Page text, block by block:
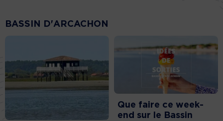
BASSIN D'ARCACHON
Que faire ce week-
end sur le Bassin